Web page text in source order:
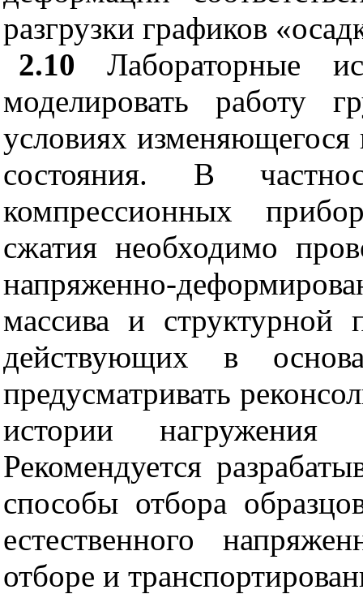
разгрузки графиков
2.10 Лабораторные
моделировать работу
условиях
состояния. В
компрессионных
сжатия необходимо
напряженно-
массива и структурной
действующих в
предусматривать
истории
Рекомендуется
способы отбора
естественного
отборе и